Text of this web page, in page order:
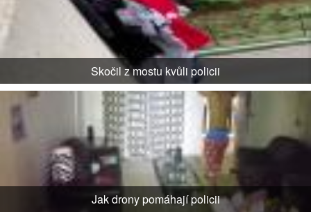
Skočil z mostu kvůli policii
Jak drony pomáhají policii